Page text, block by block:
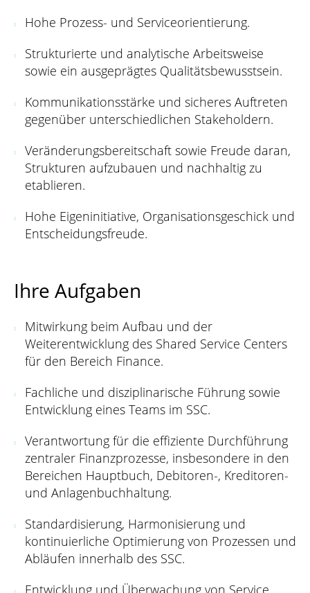
Hohe Prozess- und Serviceorientierung.
Strukturierte und analytische Arbeitsweise
sowie ein ausgeprägtes Qualitätsbewusstsein.
Kommunikationsstärke und sicheres Auftreten
gegenüber unterschiedlichen Stakeholdern.
Veränderungsbereitschaft sowie Freude daran,
Strukturen aufzubauen und nachhaltig zu
etablieren.
Hohe Eigeninitiative, Organisationsgeschick und
Entscheidungsfreude.
Ihre Aufgaben
Mitwirkung beim Aufbau und der
Weiterentwicklung des Shared Service Centers
für den Bereich Finance.
Fachliche und disziplinarische Führung sowie
Entwicklung eines Teams im SSC.
Verantwortung für die effiziente Durchführung
zentraler Finanzprozesse, insbesondere in den
Bereichen Hauptbuch, Debitoren-, Kreditoren-
und Anlagenbuchhaltung.
Standardisierung, Harmonisierung und
kontinuierliche Optimierung von Prozessen und
Abläufen innerhalb des SSC.
Entwicklung und Überwachung von Service